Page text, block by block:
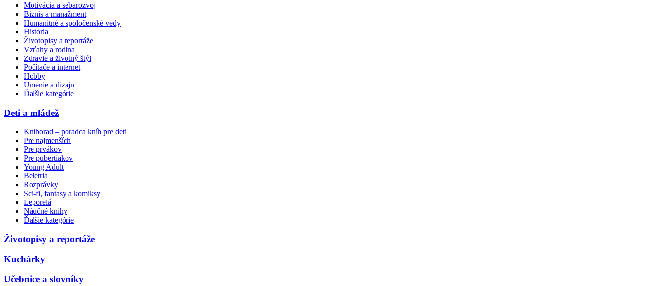
Motivácia a sebarozvoj
Biznis a manažment
Humanitné a spoločenské vedy
História
Životopisy a reportáže
Vzťahy a rodina
Zdravie a životný štýl
Počítače a internet
Hobby
Umenie a dizajn
Ďalšie kategórie
Deti a mládež
Knihorad – poradca kníh pre deti
Pre najmenších
Pre prvákov
Pre pubertiakov
Young Adult
Beletria
Rozprávky
Sci-fi, fantasy a komiksy
Leporelá
Náučné knihy
Ďalšie kategórie
Životopisy a reportáže
Kuchárky
Učebnice a slovníky